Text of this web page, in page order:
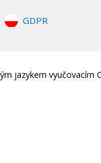
GDPR
jazykem vyučovacím